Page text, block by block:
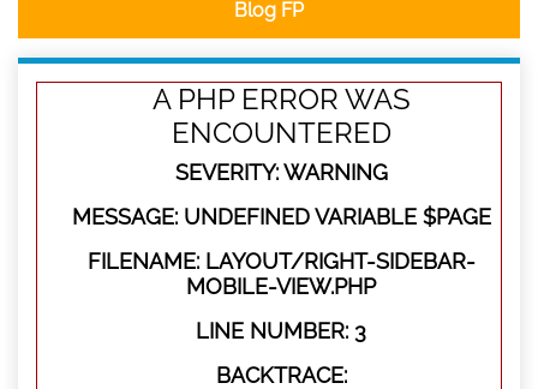
Blog FP
A PHP ERROR WAS
ENCOUNTERED
SEVERITY: WARNING
MESSAGE: UNDEFINED VARIABLE $PAGE
FILENAME: LAYOUT/RIGHT-SIDEBAR-
MOBILE-VIEW.PHP
LINE NUMBER: 3
BACKTRACE: